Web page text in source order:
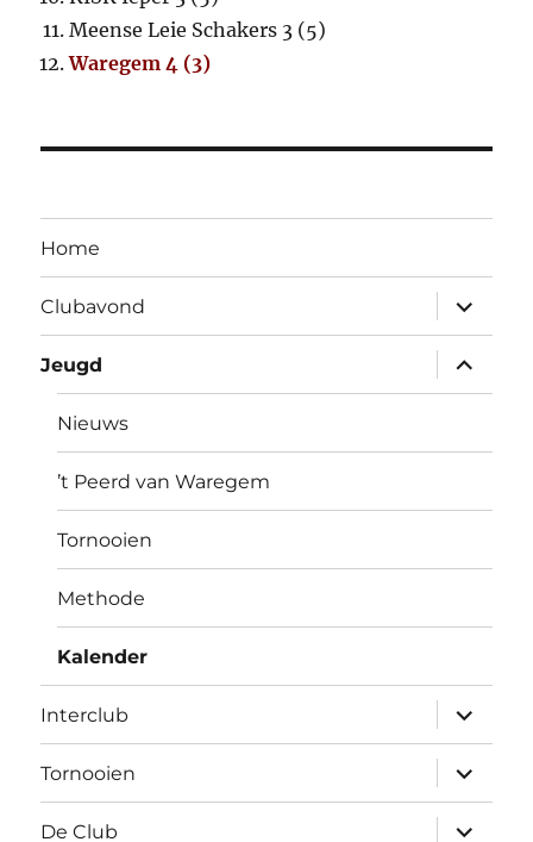
Meense Leie Schakers 3 (5)
Waregem 4 (3)
Home
Clubavond
Open
Jeugd
Open
Nieuws
’t Peerd van Waregem
Tornooien
Methode
Kalender
Interclub
Open
Tornooien
Open
De Club
Open